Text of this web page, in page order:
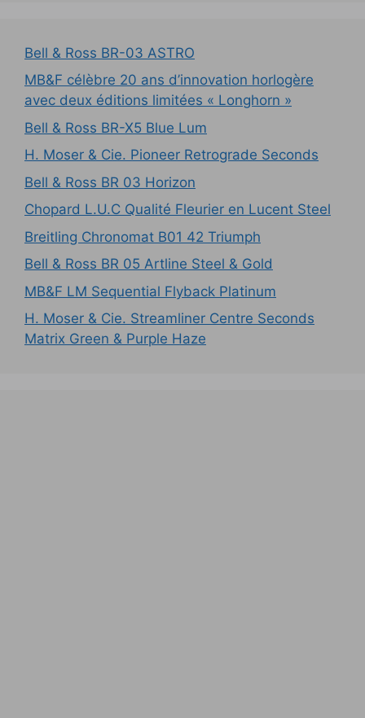
Bell & Ross BR-03 ASTRO
MB&F célèbre 20 ans d’innovation horlogère
avec deux éditions limitées « Longhorn »
Bell & Ross BR-X5 Blue Lum
H. Moser & Cie. Pioneer Retrograde Seconds
Bell & Ross BR 03 Horizon
Chopard L.U.C Qualité Fleurier en Lucent Steel
Breitling Chronomat B01 42 Triumph
Bell & Ross BR 05 Artline Steel & Gold
MB&F LM Sequential Flyback Platinum
H. Moser & Cie. Streamliner Centre Seconds
Matrix Green & Purple Haze